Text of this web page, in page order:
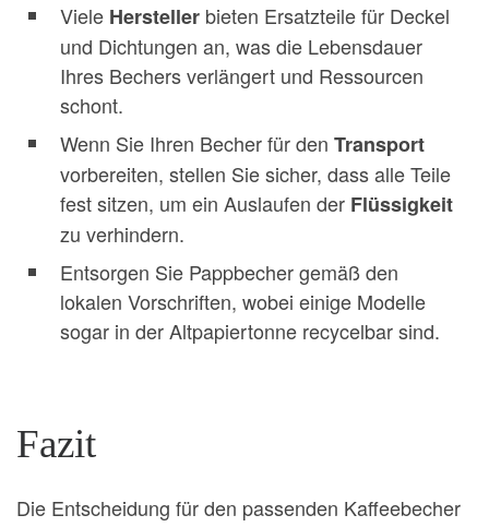
Viele Hersteller bieten Ersatzteile für Deckel
und Dichtungen an, was die Lebensdauer
Ihres Bechers verlängert und Ressourcen
schont.
Wenn Sie Ihren Becher für den Transport
vorbereiten, stellen Sie sicher, dass alle Teile
fest sitzen, um ein Auslaufen der Flüssigkeit
zu verhindern.
Entsorgen Sie Pappbecher gemäß den
lokalen Vorschriften, wobei einige Modelle
sogar in der Altpapiertonne recycelbar sind.
Fazit
Die Entscheidung für den passenden Kaffeebecher